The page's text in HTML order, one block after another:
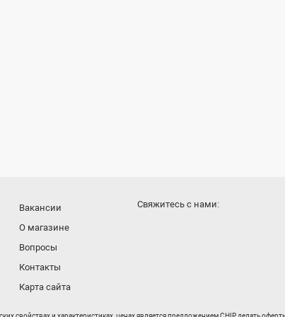
Вакансии
О магазине
Вопросы
Контакты
Карта сайта
Cвяжитесь с нами: